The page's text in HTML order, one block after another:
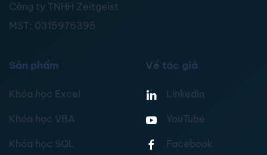
Công ty TNHH Zeitgeist
MST: 0315976395
Sản phẩm
Khóa học Excel
Khóa học VBA
Khóa học SQL
Về tác giả
Linkedin
YouTube
Facebook